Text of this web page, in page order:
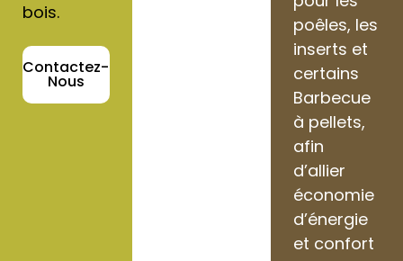
bois.
Contactez-
Nous
poêles, les
inserts et
certains
Barbecue
à pellets,
afin
d’allier
économie
d’énergie
et confort